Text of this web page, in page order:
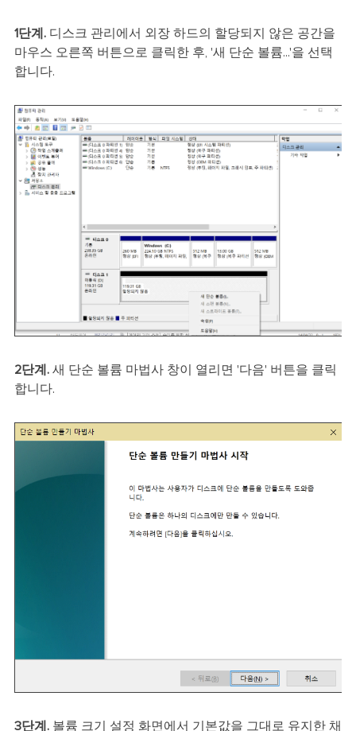
1단계.디스크 관리에서 외장 하드의 할당되지 않은 공간을
마우스 오른쪽 버튼으로 클릭한 후, '새 단순 볼륨...'을 선택
합니다.
2단계.새 단순 볼륨 마법사 창이 열리면 '다음' 버튼을 클릭
합니다.
3단계.볼륨 크기 설정 화면에서 기본값을 그대로 유지한 채